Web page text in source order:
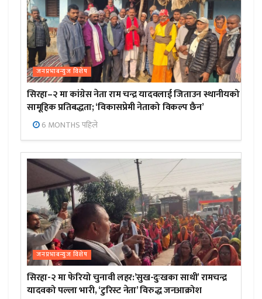
जनप्रभाबन्युज विशेष
सिरहा–२ मा कांग्रेस नेता राम चन्द्र यादवलाई जिताउन स्थानीयको
सामूहिक प्रतिबद्धता; ‘विकासप्रेमी नेताको विकल्प छैन’
6 MONTHS पहिले
जनप्रभाबन्युज विशेष
सिरहा-२ मा फेरियो चुनावी लहर:’सुख-दुःखका साथी’ रामचन्द्र
यादवको पल्ला भारी, ‘टुरिस्ट नेता’ विरुद्ध जनआक्रोश